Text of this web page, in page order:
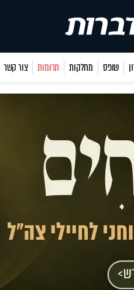
שופס מחלקות תרומות צור קשר